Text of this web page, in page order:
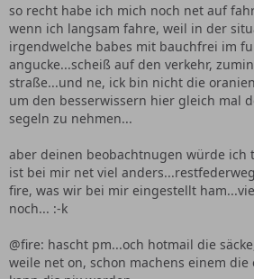
so recht habe ich mich noch net auf
wenn ich langsam fahre, weil in der
irgendwelche babes mit bauchfrei im
angucke...scheiß auf den verkehr,
straße...und ne, ick bin nicht die
um den besserwissern hier gleich mal
segeln zu nehmen...
aber deinen beobachtnugen würde ich
ist bei mir net viel
fire, was wir bei mir eingestellt
noch... :-k
@fire: hascht pm...och hotmail die
weile net on, schon machens einem